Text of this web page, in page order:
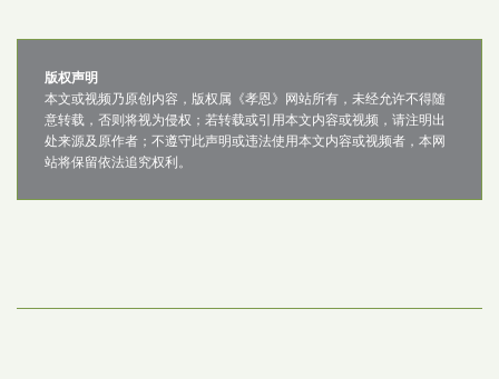
版权声明
本文或视频乃原创内容，版权属《孝恩》网站所有，未经允许不得随
意转载，否则将视为侵权；若转载或引用本文内容或视频，请注明出
处来源及原作者；不遵守此声明或违法使用本文内容或视频者，本网